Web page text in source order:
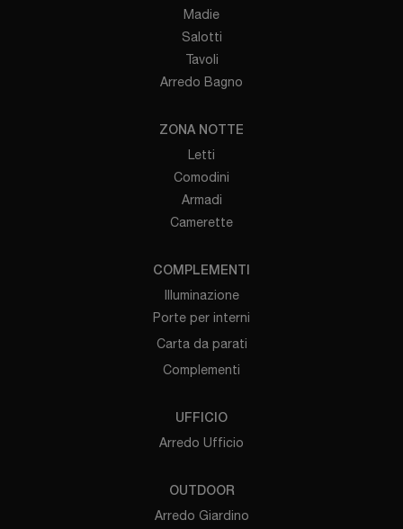
Madie
Salotti
Tavoli
Arredo Bagno
ZONA NOTTE
Letti
Comodini
Armadi
Camerette
COMPLEMENTI
Illuminazione
Porte per interni
Carta da parati
Complementi
UFFICIO
Arredo Ufficio
OUTDOOR
Arredo Giardino